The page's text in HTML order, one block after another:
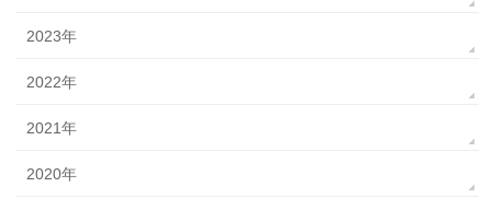
2023年
2022年
2021年
2020年